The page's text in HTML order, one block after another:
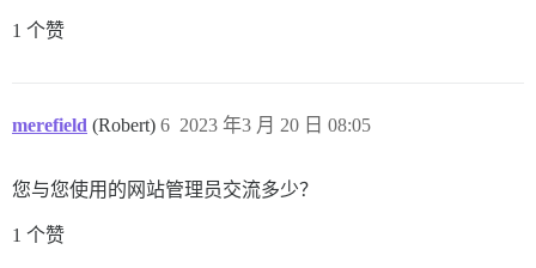
1 个赞
merefield (Robert) 2023 年3 月 20 日 08:05
6
您与您使用的网站管理员交流多少？
1 个赞